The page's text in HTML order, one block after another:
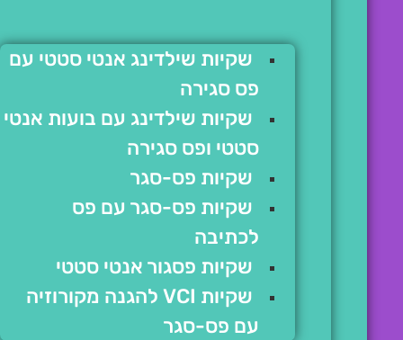
שקיות שילדינג אנטי סטטי עם
פס סגירה
שקיות שילדינג עם בועות אנטי
סטטי ופס סגירה
שקיות פס-סגר
שקיות פס-סגר עם פס
לכתיבה
שקיות פסגור אנטי סטטי
שקיות VCI להגנה מקורוזיה
עם פס-סגר